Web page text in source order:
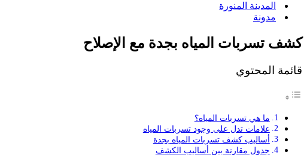
المدينة المنورة
مدونة
كشف تسربات المياه بجدة مع الإصلاح
قائمة المحتوي
ما هي تسربات المياه؟
علامات تدل على وجود تسربات المياه
أساليب كشف تسربات المياه بجدة
جدول مقارنة بين أساليب الكشف